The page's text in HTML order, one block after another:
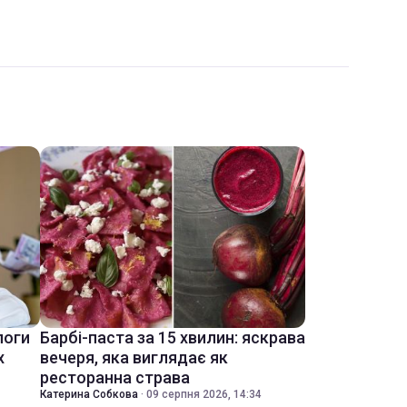
Барбі-паста за 15 хвилин: яскрава
вечеря, яка виглядає як
ресторанна страва
Катерина Собкова · 09 серпня 2026, 14:34